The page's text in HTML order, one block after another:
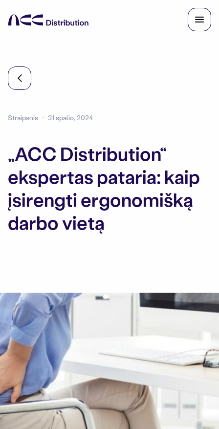
Straipsnis 31 spalio, 2024
„ACC Distribution“
ekspertas pataria: kaip
įsirengti ergonomišką
darbo vietą